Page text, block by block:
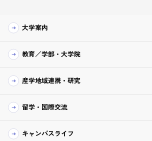
大学案内
教育／学部・大学院
産学地域連携・研究
留学・国際交流
キャンパスライフ